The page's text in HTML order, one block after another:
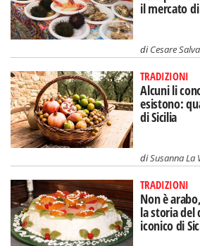
il mercato
diCesare
TRADIZIONI
Alcuni li
esistono:
di Sicilia
diSusanna La
TRADIZIONI
Non è
la storia del
iconico di